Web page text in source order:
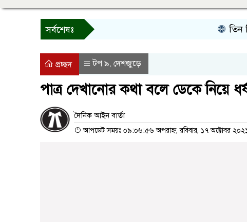
সর্বশেষঃ তিন
প্রচ্ছদ টপ ৯, দেশজুড়ে
পাত্র দেখানোর কথা বলে ডেকে নিয়ে
দৈনিক আইন বার্তা
আপডেট সময়ঃ ০৯:০৬:৫৬ অপরাহ্ন, রবিবার, ১৭ অক্টোবর